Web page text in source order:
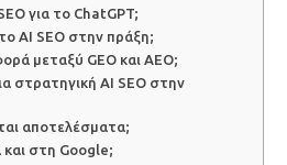
για το ChatGPT;
AI SEO στην πράξη;
μεταξύ GEO και AEO;
στρατηγική AI SEO στην
αποτελέσματα;
και στη Google;